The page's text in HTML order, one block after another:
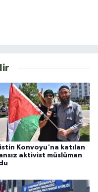
Konvoyu'na katılan
aktivist müslüman